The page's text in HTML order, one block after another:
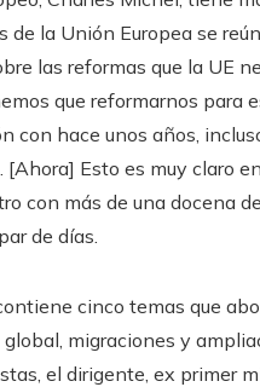
de la Unión Europea se
las reformas que la UE
que reformarnos para
con hace unos años,
Esto es muy claro
con más de una docena
de días.
cinco temas que
migraciones y
el dirigente, ex primer